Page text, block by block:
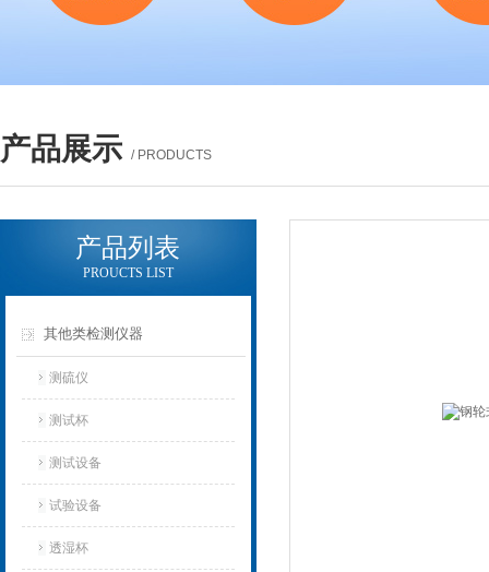
产品展示 / PRODUCTS
产品列表
PROUCTS LIST
其他类检测仪器
测硫仪
测试杯
测试设备
试验设备
透湿杯